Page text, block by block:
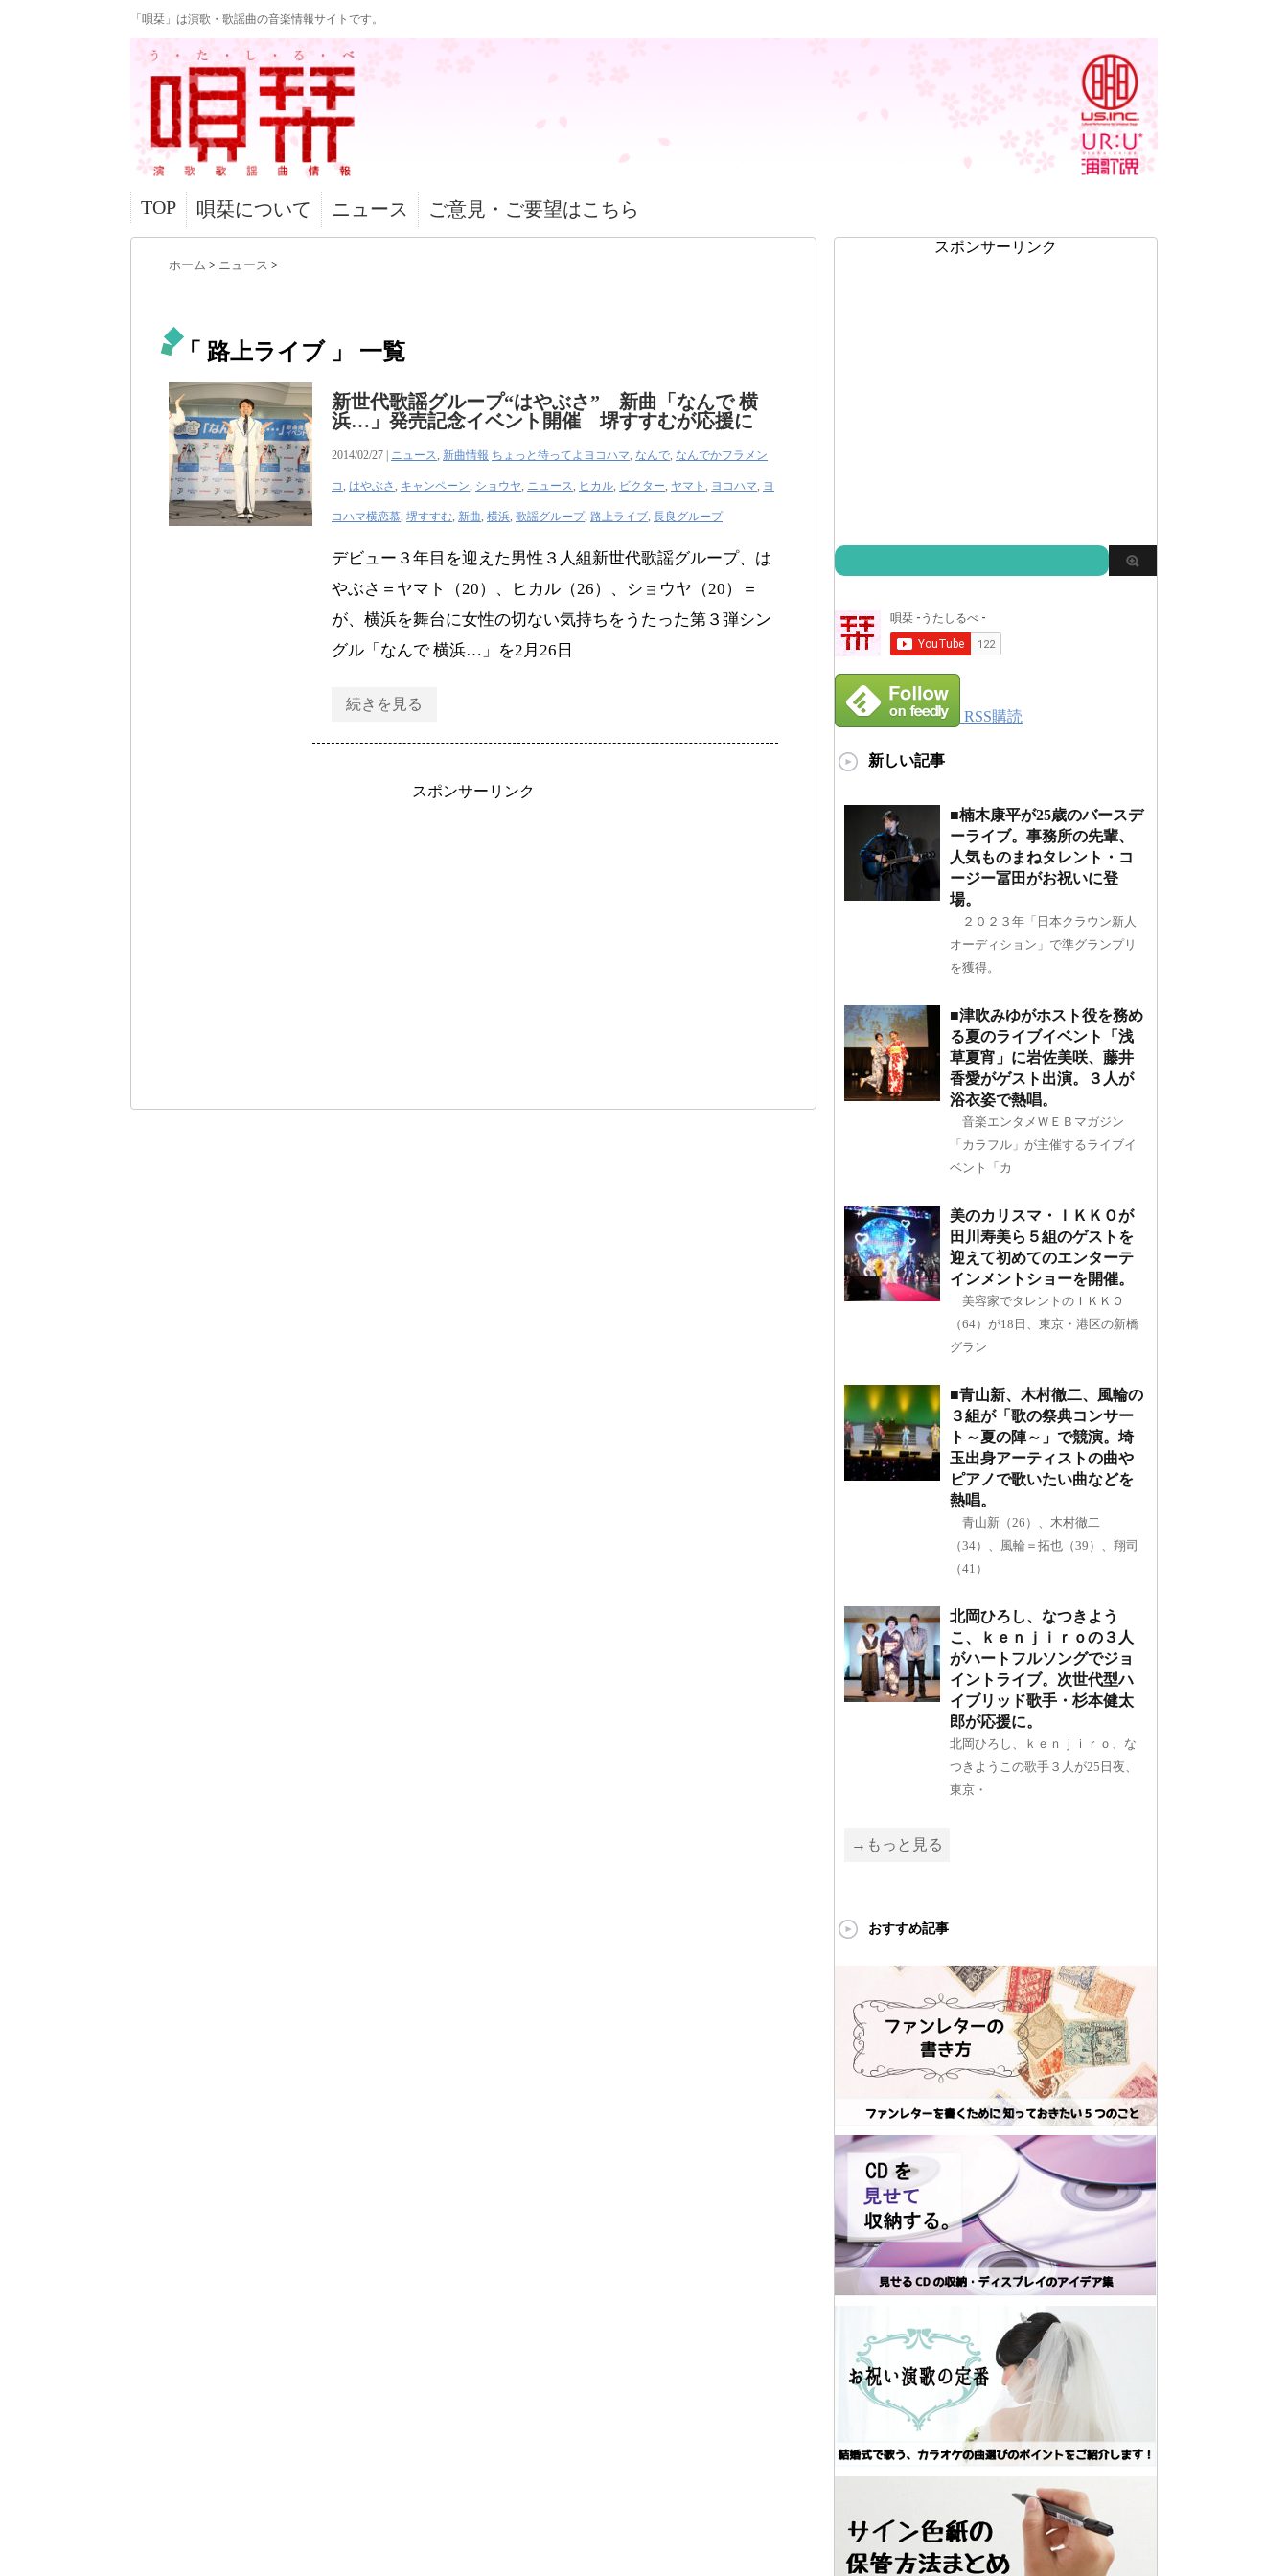
「唄栞」は演歌・歌謡曲の音楽情報サイトです。
TOP 唄栞について ニュース ご意見・ご要望はこちら
ホーム > ニュース >
「 路上ライブ 」 一覧
新世代歌謡グループ“はやぶさ” 新曲「なんで 横
浜…」発売記念イベント開催 堺すすむが応援に
2014/02/27 | ニュース, 新曲情報 ちょっと待ってよヨコハマ, なんで, なんでかフラメン
コ, はやぶさ, キャンペーン, ショウヤ, ニュース, ヒカル, ビクター, ヤマト , ヨコハマ, ヨ
コハマ横恋慕, 堺すすむ, 新曲, 横浜, 歌謡グループ, 路上ライブ, 長良グループ
デビュー３年目を迎えた男性３人組新世代歌謡グループ、は
やぶさ＝ヤマト（20）、ヒカル（26）、ショウヤ（20）＝
が、横浜を舞台に女性の切ない気持ちをうたった第３弾シン
グル「なんで 横浜…」を2月26日
続きを見る
スポンサーリンク
スポンサーリンク
RSS購読
新しい記事
■楠木康平が25歳のバースデ
ーライブ。事務所の先輩、
人気ものまねタレント・コ
ージー冨田がお祝いに登
場。
２０２３年「日本クラウン新人
オーディション」で準グランプリ
を獲得。
■津吹みゆがホスト役を務め
る夏のライブイベント「浅
草夏宵」に岩佐美咲、藤井
香愛がゲスト出演。３人が
浴衣姿で熱唱。
音楽エンタメＷＥＢマガジン
「カラフル」が主催するライブイ
ベント「カ
美のカリスマ・ＩＫＫＯが
田川寿美ら５組のゲストを
迎えて初めてのエンターテ
インメントショーを開催。
美容家でタレントのＩＫＫＯ
（64）が18日、東京・港区の新橋
グラン
■青山新、木村徹二、風輪の
３組が「歌の祭典コンサー
ト～夏の陣～」で競演。埼
玉出身アーティストの曲や
ピアノで歌いたい曲などを
熱唱。
青山新（26）、木村徹二
（34）、風輪＝拓也（39）、翔司
（41）
北岡ひろし、なつきよう
こ、ｋｅｎｊｉｒｏの３人
がハートフルソングでジョ
イントライブ。次世代型ハ
イブリッド歌手・杉本健太
郎が応援に。
北岡ひろし、ｋｅｎｊｉｒｏ、な
つきようこの歌手３人が25日夜、
東京・
→もっと見る
おすすめ記事